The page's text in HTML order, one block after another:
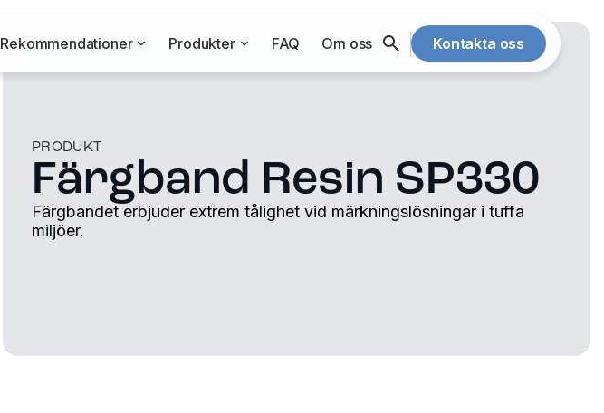
Rekommendationer Produkter FAQ Om oss Kontakta oss
PRODUKT
Färgband Resin SP330
Färgbandet erbjuder extrem tålighet vid märkningslösningar i tuffa
miljöer.